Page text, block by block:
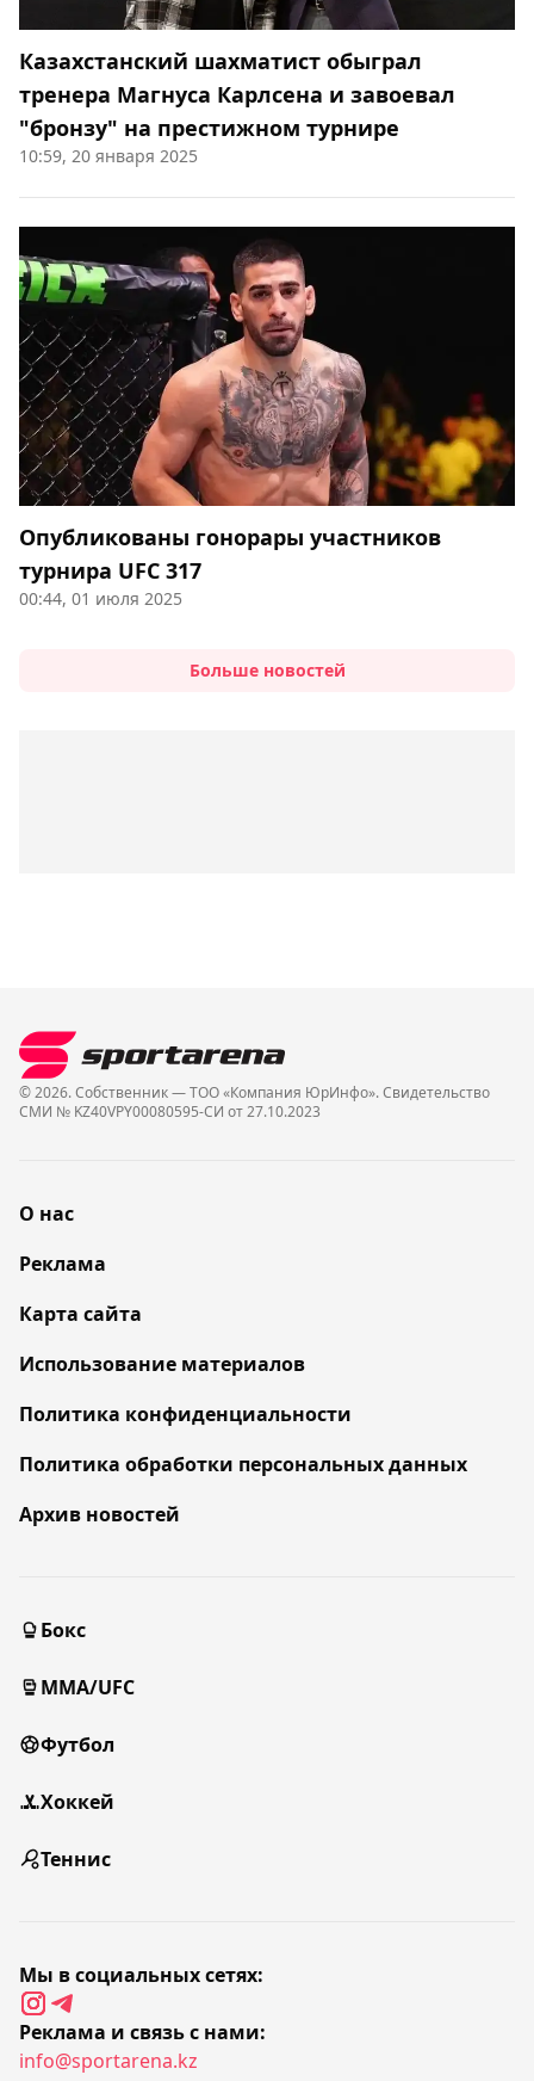
Казахстанский шахматист обыграл
тренера Магнуса Карлсена и завоевал
"бронзу" на престижном турнире
10:59, 20 января 2025
Опубликованы гонорары участников
турнира UFC 317
00:44, 01 июля 2025
Больше новостей
© 2026. Собственник — ТОО «Компания ЮрИнфо». Cвидетельство
СМИ № KZ40VPY00080595-СИ от 27.10.2023
О нас
Реклама
Карта сайта
Использование материалов
Политика конфиденциальности
Политика обработки персональных данных
Архив новостей
Бокс
MMA/UFC
Футбол
Хоккей
Теннис
Мы в социальных сетях:
Реклама и связь с нами:
info@sportarena.kz